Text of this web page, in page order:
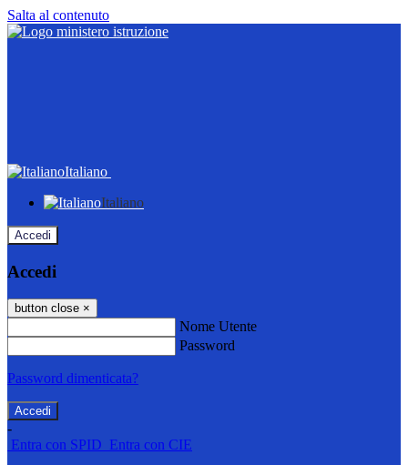
Salta al contenuto
Italiano
Italiano
Accedi
Accedi
button close ×
Nome Utente
Password
Password dimenticata?
-
Entra con SPID Entra con CIE